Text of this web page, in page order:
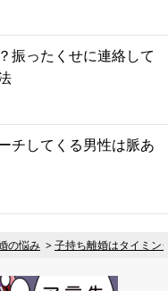
振ったくせに連絡して
チしてくる男性は脈あ
の悩み 子持ち離婚はタイミン